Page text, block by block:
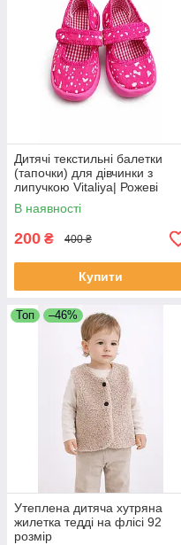
Дитячі текстильні балетки
(тапочки) для дівчинки з
липучкою Vitaliya| Рожеві
повсякденні туфельки, розмір
21
В наявності
200 ₴ 400 ₴
Купити
Топ –46%
Утеплена дитяча хутряна
жилетка тедді на флісі 92
розмір